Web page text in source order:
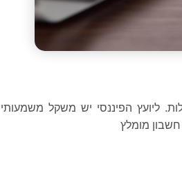
ליועץ הפיננסי יש משקל משמעותי
מומלץ